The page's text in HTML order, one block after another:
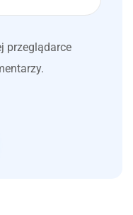
przeglądarce